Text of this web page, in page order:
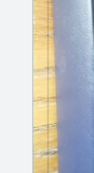
Enciklopedija živi...